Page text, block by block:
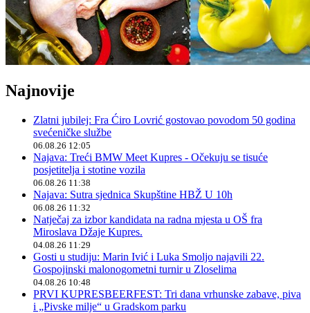
Najnovije
Zlatni jubilej: Fra Ćiro Lovrić gostovao povodom 50 godina
svećeničke službe
06.08.26 12:05
Najava: Treći BMW Meet Kupres - Očekuju se tisuće
posjetitelja i stotine vozila
06.08.26 11:38
Najava: Sutra sjednica Skupštine HBŽ U 10h
06.08.26 11:32
Natječaj za izbor kandidata na radna mjesta u OŠ fra
Miroslava Džaje Kupres.
04.08.26 11:29
Gosti u studiju: Marin Ivić i Luka Smoljo najavili 22.
Gospojinski malonogometni turnir u Zloselima
04.08.26 10:48
PRVI KUPRESBEERFEST: Tri dana vrhunske zabave, piva
i „Pivske milje“ u Gradskom parku